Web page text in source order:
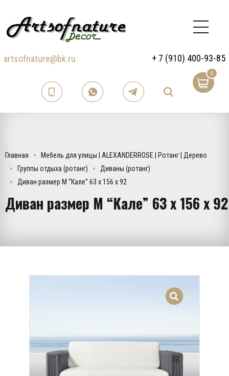
artsofnature@bk.ru + 7 (910) 400-93-85
0
Главная
Мебель для улицы | ALEXANDERROSE | Ротанг | Дерево
Группы отдыха (ротанг)
Диваны (ротанг)
Диван размер М “Кале” 63 х 156 х 92
Диван размер М “Кале” 63 х 156 х 92